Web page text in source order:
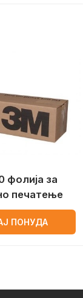
фолија за
печатење
ПОНУДА